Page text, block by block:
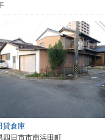
貸倉庫
四日市市南浜田町